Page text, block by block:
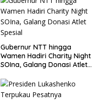
Gubernur NTT hingga
Wamen Hadiri Charity Night
SOIna, Galang Donasi Atlet